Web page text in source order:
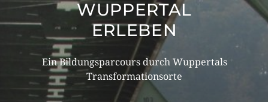
WUPPERTAL
ERLEBEN
Ein Bildungsparcours durch Wuppertals
Transformationsorte